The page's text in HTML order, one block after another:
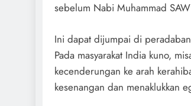
sebelum Nabi Muhammad
Ini dapat dijumpai di
Pada masyarakat India kuno,
kecenderungan ke arah
kesenangan dan menaklukkan